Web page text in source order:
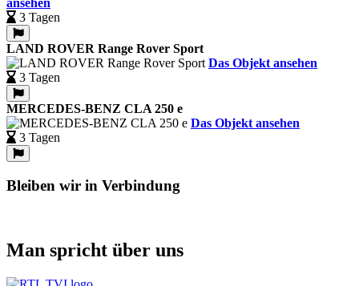
3 Tagen
LAND ROVER Range Rover Sport
Das Objekt ansehen
3 Tagen
MERCEDES-BENZ CLA 250 e
Das Objekt ansehen
3 Tagen
Bleiben wir in Verbindung
Man spricht über uns